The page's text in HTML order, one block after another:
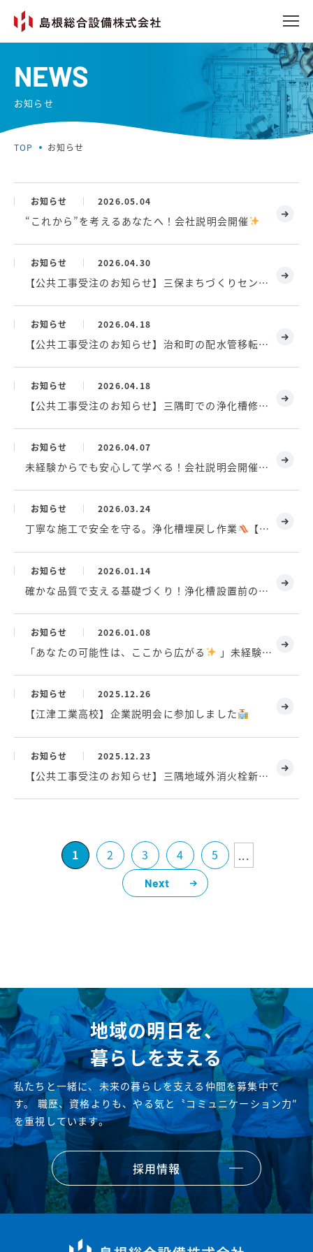
NEWS
お知らせ
TOP お知らせ
お知らせ 2026.05.04
“これから”を考えるあなたへ！会社説明会開催
お知らせ 2026.04.30
【公共工事受注のお知らせ】三保まちづくりセンターの空調工事
お知らせ 2026.04.18
【公共工事受注のお知らせ】治和町の配水管移転工事
お知らせ 2026.04.18
【公共工事受注のお知らせ】三隅町での浄化槽修繕工事
お知らせ 2026.04.07
未経験からでも安心して学べる！会社説明会開催のお知らせ
お知らせ 2026.03.24
丁寧な施工で安全を守る。浄化槽埋戻し作業 【桧ヶ浦児童遊園トイレ 水洗化工事③】
お知らせ 2026.01.14
確かな品質で支える基礎づくり！浄化槽設置前のコンクリート打設完了【桧ヶ浦児童遊園トイレ 水洗化工事②】
お知らせ 2026.01.08
「あなたの可能性は、ここから広がる 」未経験歓迎の会社説明会
お知らせ 2025.12.26
【江津工業高校】企業説明会に参加しました
お知らせ 2025.12.23
【公共工事受注のお知らせ】三隅地域外消火栓新設工事
1 2 3 4 5 ...
Next
地域の明日を、
暮らしを支える
私たちと一緒に、未来の暮らしを支える仲間を募集中で
す。 職歴、資格よりも、やる気と〝コミュニケーション力″
を重視しています。
採用情報